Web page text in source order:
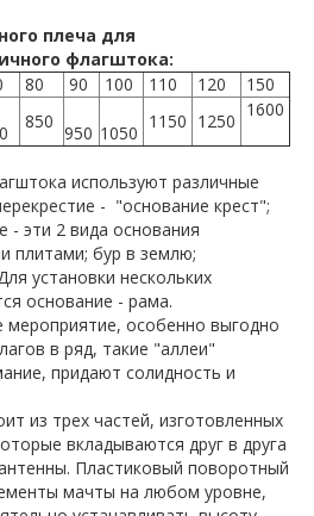
плеча для
флагштока:
80 90 100 110 120
150
850
950 1050
1150 1250
1600
используют различные
- "основание крест";
- эти 2 вида основания
плитами; бур в землю;
установки нескольких
основание - рама.
особенно выгодно
в ряд, такие "аллеи"
придают солидность и
из трех частей, изготовленных
вкладываются друг в друга
Пластиковый поворотный
мачты на любом уровне,